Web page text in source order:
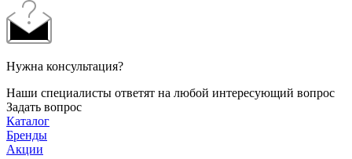
Нужна консультация?
Наши специалисты ответят на любой интересующий вопрос
Задать вопрос
Каталог
Бренды
Акции